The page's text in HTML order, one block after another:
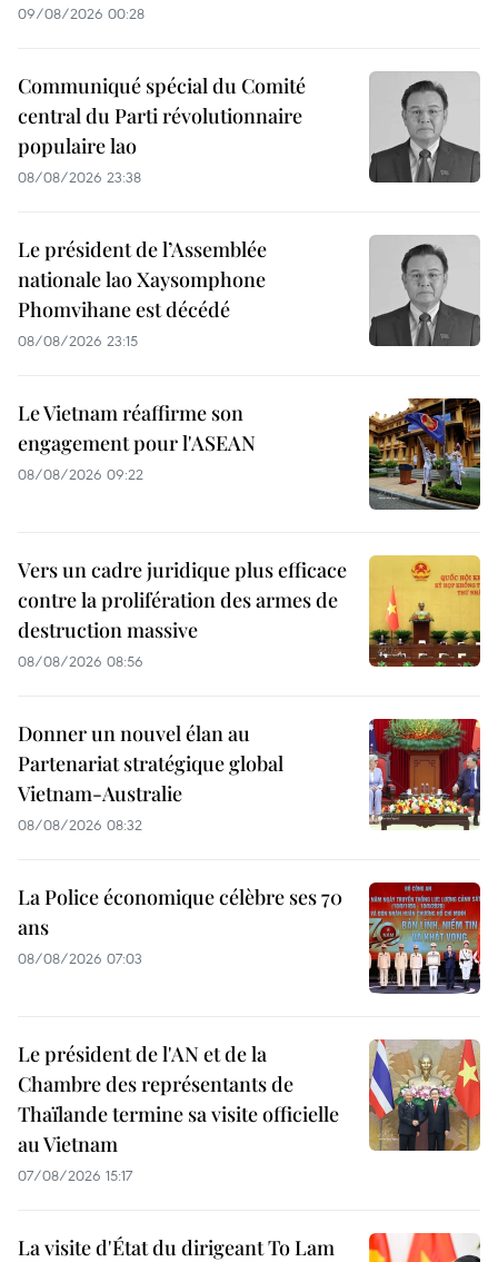
09/08/2026 00:28
Communiqué spécial du Comité
central du Parti révolutionnaire
populaire lao
08/08/2026 23:38
Le président de l’Assemblée
nationale lao Xaysomphone
Phomvihane est décédé
08/08/2026 23:15
Le Vietnam réaffirme son
engagement pour l'ASEAN
08/08/2026 09:22
Vers un cadre juridique plus efficace
contre la prolifération des armes de
destruction massive
08/08/2026 08:56
Donner un nouvel élan au
Partenariat stratégique global
Vietnam-Australie
08/08/2026 08:32
La Police économique célèbre ses 70
ans
08/08/2026 07:03
Le président de l'AN et de la
Chambre des représentants de
Thaïlande termine sa visite officielle
au Vietnam
07/08/2026 15:17
La visite d'État du dirigeant To Lam